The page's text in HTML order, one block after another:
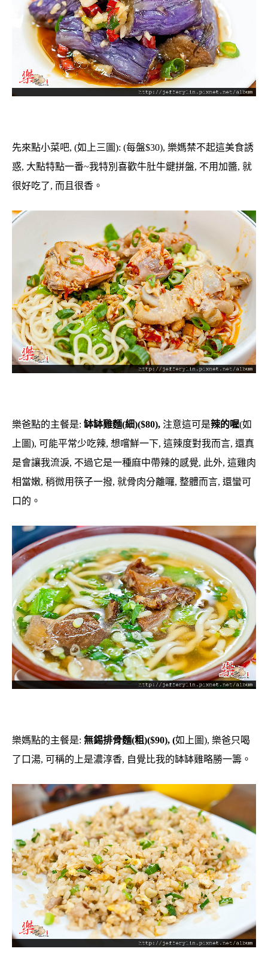
先來點小菜吧, (如上三圖): (每盤$30), 樂媽禁不起這美食誘
惑, 大點特點一番~我特別喜歡牛肚牛鍵拼盤, 不用加醬, 就
很好吃了, 而且很香。
樂爸點的主餐是: 缽缽雞麵(細)($80), 注意這可是辣的喔(如
上圖), 可能平常少吃辣, 想嚐鮮一下, 這辣度對我而言, 還真
是會讓我流淚, 不過它是一種麻中帶辣的感覺, 此外, 這雞肉
相當嫩, 稍微用筷子一撥, 就骨肉分離囉, 整體而言, 還蠻可
口的。
樂媽點的主餐是: 無錫排骨麵(粗)($90), (如上圖), 樂爸只喝
了口湯, 可稱的上是濃淳香, 自覺比我的缽缽雞略勝一籌。